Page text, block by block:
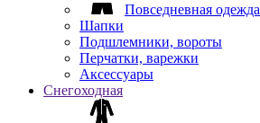
Повседневная одежда
Шапки
Подшлемники, вороты
Перчатки, варежки
Аксессуары
Снегоходная